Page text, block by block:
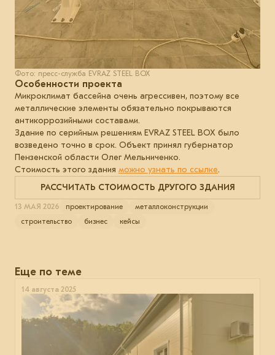
Фото: пресс-служба EVRAZ STEEL BOX
Особенности проекта
Микроклимат бассейна очень агрессивен, поэтому все
металлические элементы обязательно покрываются
антикоррозийными составами.
Здание по серийным решениям EVRAZ STEEL BOX было
возведено точно в срок. Объект принял губернатор
Пензенской области Олег Мельниченко.
Стоимость этого здания можно узнать по ссылке.
РАССЧИТАТЬ СТОИМОСТЬ ДРУГОГО ЗДАНИЯ
13 МАЯ 2026 проектирование
металлоконструкции
строительство
бизнес кейсы
Еще по теме
14 августа 2025